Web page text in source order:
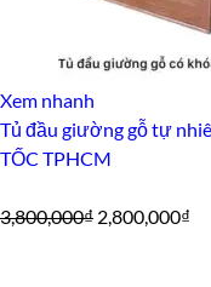
Xem nhanh
Tủ đầu giường gỗ tự
TỐC TPHCM
3,800,000₫ Giá
2,800,000₫